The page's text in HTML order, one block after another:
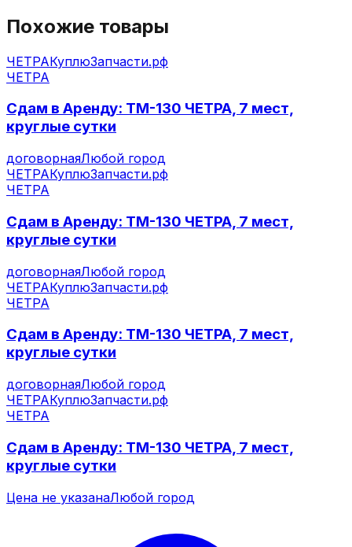
Похожие товары
ЧЕТРАКуплюЗапчасти.рф
ЧЕТРА
Сдам в Аренду: ТМ-130 ЧЕТРА, 7 мест,
круглые сутки
договорнаяЛюбой город
ЧЕТРАКуплюЗапчасти.рф
ЧЕТРА
Сдам в Аренду: ТМ-130 ЧЕТРА, 7 мест,
круглые сутки
договорнаяЛюбой город
ЧЕТРАКуплюЗапчасти.рф
ЧЕТРА
Сдам в Аренду: ТМ-130 ЧЕТРА, 7 мест,
круглые сутки
договорнаяЛюбой город
ЧЕТРАКуплюЗапчасти.рф
ЧЕТРА
Сдам в Аренду: ТМ-130 ЧЕТРА, 7 мест,
круглые сутки
Цена не указанаЛюбой город